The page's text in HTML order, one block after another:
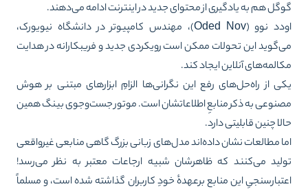
هم به یادگیری از محتوای جدید در اینترنت ادامه می‌دهند.
اودد نوو (Oded Nov)، مهندس کامپیوتر در دانشگاه نیویورک،
این تحولات ممکن است رویکردی جدید و فریبکارانه در هدایت
آنلاین ایجاد کند.
از راه‌حل‌های رفع این نگرانی‌ها الزامِ ابزارهای مبتنی بر هوش
به ذکر منابعِ اطلاعاتشان است. موتور جست‌وجوی بینگ همین
چنین قابلیتی دارد.
مطالعات نشان داده‌اند مدل‌های زبانی بزرگ گاهی منابعی غیرواقعی
می‌کنند که ظاهرشان شبیه ارجاعات معتبر به نظر می‌رسد!
این منابع برعهدهٔ خودِ کاربران گذاشته شده است، و مسلماً